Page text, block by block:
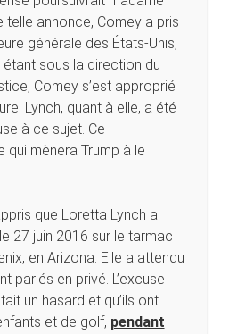
telle annonce, Comey a pris
générale des États-Unis,
sous la direction du
Comey s’est approprié
Lynch, quant à elle, a été
à ce sujet. Ce
mènera Trump à le
que Loretta Lynch a
27 juin 2016 sur le tarmac
en Arizona. Elle a attendu
parlés en privé. L’excuse
un hasard et qu’ils ont
et de golf, pendant